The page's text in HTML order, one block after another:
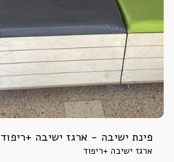
פינת ישיבה - ארגז ישיבה +ריפוד
ארגז ישיבה +ריפוד